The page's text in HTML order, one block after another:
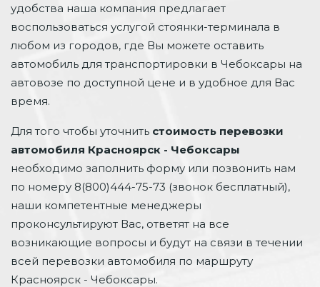
удобства наша компания предлагает
воспользоваться услугой стоянки-терминала в
любом из городов, где Вы можете оставить
автомобиль для транспортировки в Чебоксары на
автовозе по доступной цене и в удобное для Вас
время.
Для того чтобы уточнить стоимость перевозки
автомобиля Красноярск - Чебоксары
необходимо заполнить форму или позвонить нам
по номеру 8(800)444-75-73 (звонок бесплатный),
наши компетентные менеджеры
проконсультируют Вас, ответят на все
возникающие вопросы и будут на связи в течении
всей перевозки автомобиля по маршруту
Красноярск - Чебоксары.